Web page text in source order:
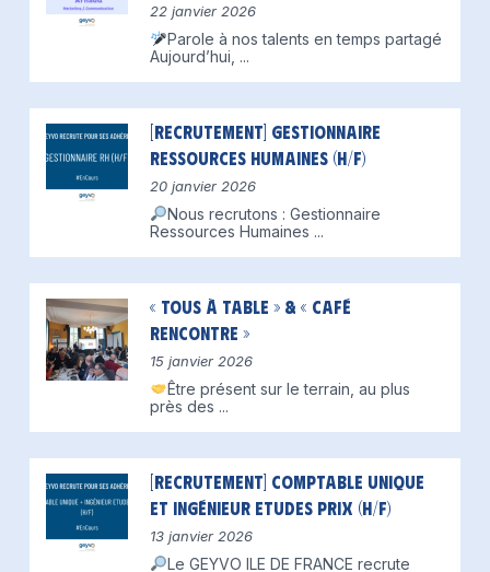
22 janvier 2026
Parole à nos talents en temps partagé
Aujourd’hui, ...
[Recrutement] Gestionnaire
Ressources Humaines (H/F)
20 janvier 2026
Nous recrutons : Gestionnaire
Ressources Humaines ...
« Tous à table » & « Café
Rencontre »
15 janvier 2026
Être présent sur le terrain, au plus
près des ...
[Recrutement] Comptable unique
et Ingénieur Etudes Prix (H/F)
13 janvier 2026
Le GEYVO ILE DE FRANCE recrute